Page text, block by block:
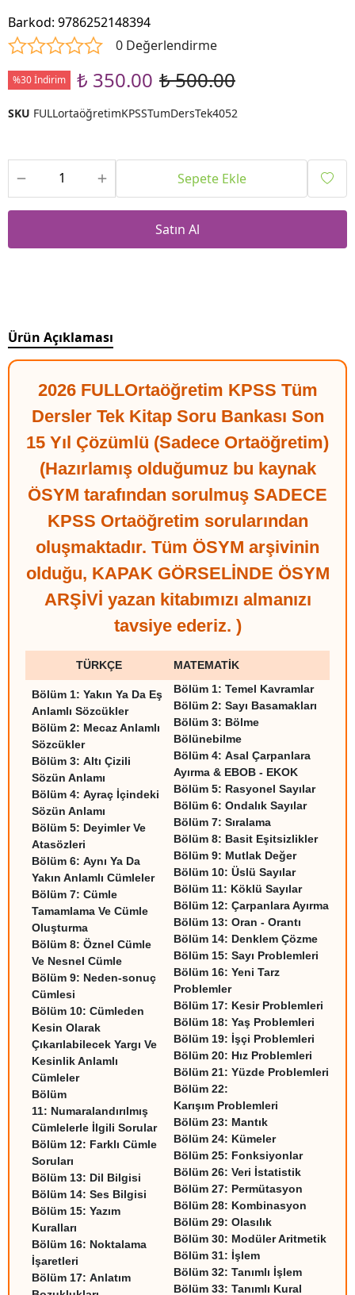
Barkod: 9786252148394
0 Değerlendirme
%30 İndirim ₺ 350.00 ₺ 500.00
SKU FULLortaöğretimKPSSTumDersTek4052
Sepete Ekle
Satın Al
Ürün Açıklaması
2026 FULLOrtaöğretim KPSS Tüm
Dersler Tek Kitap Soru Bankası Son
15 Yıl Çözümlü (Sadece Ortaöğretim)
(Hazırlamış olduğumuz bu kaynak
ÖSYM tarafından sorulmuş SADECE
KPSS Ortaöğretim sorularından
oluşmaktadır. Tüm ÖSYM arşivinin
olduğu, KAPAK GÖRSELİNDE ÖSYM
ARŞİVİ yazan kitabımızı almanızı
tavsiye ederiz. )
TÜRKÇE MATEMATİK
Bölüm 1: Yakın Ya Da Eş
Anlamlı Sözcükler
Bölüm 2: Mecaz Anlamlı
Sözcükler
Bölüm 3: Altı Çizili
Sözün Anlamı
Bölüm 4: Ayraç İçindeki
Sözün Anlamı
Bölüm 5: Deyimler Ve
Atasözleri
Bölüm 6: Aynı Ya Da
Yakın Anlamlı Cümleler
Bölüm 7: Cümle
Tamamlama Ve Cümle
Oluşturma
Bölüm 8: Öznel Cümle
Ve Nesnel Cümle
Bölüm 9: Neden-sonuç
Cümlesi
Bölüm 10: Cümleden
Kesin Olarak
Çıkarılabilecek Yargı Ve
Kesinlik Anlamlı
Cümleler
Bölüm
11: Numaralandırılmış
Cümlelerle İlgili Sorular
Bölüm 12: Farklı Cümle
Soruları
Bölüm 13: Dil Bilgisi
Bölüm 14: Ses Bilgisi
Bölüm 15: Yazım
Kuralları
Bölüm 16: Noktalama
İşaretleri
Bölüm 17: Anlatım
Bölüm 1: Temel Kavramlar
Bölüm 2: Sayı Basamakları
Bölüm 3: Bölme
Bölünebilme
Bölüm 4: Asal Çarpanlara
Ayırma & EBOB - EKOK
Bölüm 5: Rasyonel Sayılar
Bölüm 6: Ondalık Sayılar
Bölüm 7: Sıralama
Bölüm 8: Basit Eşitsizlikler
Bölüm 9: Mutlak Değer
Bölüm 10: Üslü Sayılar
Bölüm 11: Köklü Sayılar
Bölüm 12: Çarpanlara Ayırma
Bölüm 13: Oran - Orantı
Bölüm 14: Denklem Çözme
Bölüm 15: Sayı Problemleri
Bölüm 16: Yeni Tarz
Problemler
Bölüm 17: Kesir Problemleri
Bölüm 18: Yaş Problemleri
Bölüm 19: İşçi Problemleri
Bölüm 20: Hız Problemleri
Bölüm 21: Yüzde Problemleri
Bölüm 22:
Karışım Problemleri
Bölüm 23: Mantık
Bölüm 24: Kümeler
Bölüm 25: Fonksiyonlar
Bölüm 26: Veri İstatistik
Bölüm 27: Permütasyon
Bölüm 28: Kombinasyon
Bölüm 29: Olasılık
Bölüm 30: Modüler Aritmetik
Bölüm 31: İşlem
Bölüm 32: Tanımlı İşlem
Bölüm 33: Tanımlı Kural